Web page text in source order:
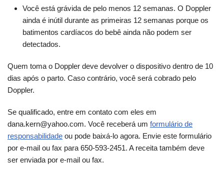
Você está grávida de pelo menos 12 semanas. O Doppler
ainda é inútil durante as primeiras 12 semanas porque os
batimentos cardíacos do bebê ainda não podem ser
detectados.
Quem toma o Doppler deve devolver o dispositivo dentro de 10
dias após o parto. Caso contrário, você será cobrado pelo
Doppler.
Se qualificado, entre em contato com eles em
dana.kern@yahoo.com. Você receberá um formulário de
responsabilidade ou pode baixá-lo agora. Envie este formulário
por e-mail ou fax para 650-593-2451. A receita também deve
ser enviada por e-mail ou fax.